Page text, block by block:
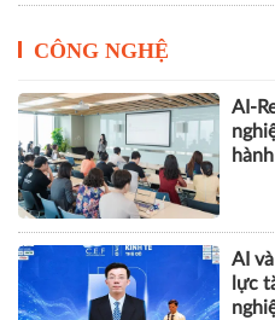
CÔNG NGHỆ
AI-
AI
lực